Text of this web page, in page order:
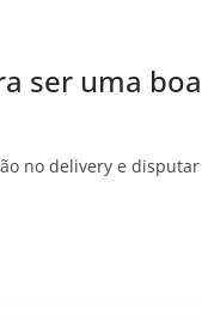
ser uma
no delivery e